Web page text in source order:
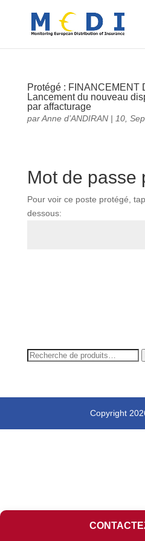
Protégé : FINANCEMENT
Lancement du nouveau
par affacturage
parAnne d’ANDIRAN| 10,
Mot de passe
Pour voir ce poste protégé,
dessous:
Recherche
Copyright